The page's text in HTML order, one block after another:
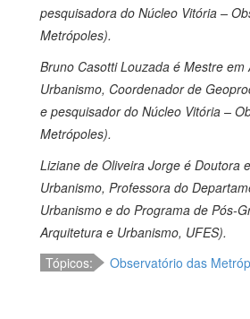
pesquisadora do Núcleo Vitória –
Metrópoles).
Bruno Casotti Louzada é Mestre em
Urbanismo, Coordenador de
e pesquisador do Núcleo Vitória –
Metrópoles).
Liziane de Oliveira Jorge é Doutora
Urbanismo, Professora do
Urbanismo e do Programa de Pós-
Arquitetura e Urbanismo, UFES).
Tópicos:
Observatório das